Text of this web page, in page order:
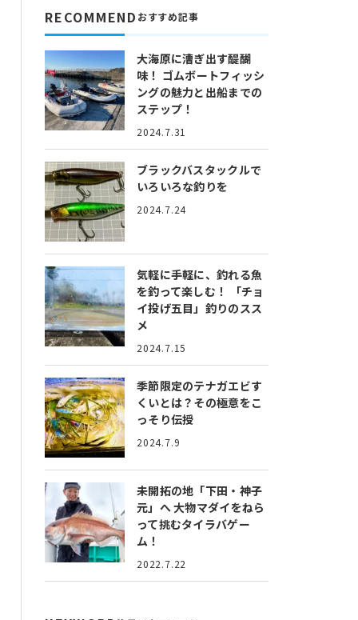
RECOMMEND おすすめ記事
大海原に漕ぎ出す醍醐
味！ ゴムボートフィッシ
ングの魅力と出船までの
ステップ！
2024.7.31
ブラックバスタックルで
いろいろな釣りを
2024.7.24
気軽に手軽に、釣れる魚
を釣って楽しむ！
「チョ
イ投げ五目」釣りのスス
メ
2024.7.15
季節限定のテナガエビす
くいとは？ その極意をこ
っそり伝授
2024.7.9
未開拓の地「下田・神子
元」へ大物マダイをねら
って挑むタイラバゲー
ム！
2022.7.22